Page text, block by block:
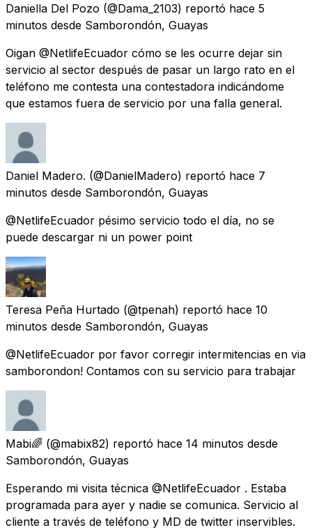
Daniella Del Pozo (@Dama_2103) reportó hace 5
minutos desde Samborondón, Guayas
Oigan @NetlifeEcuador cómo se les ocurre dejar sin
servicio al sector después de pasar un largo rato en el
teléfono me contesta una contestadora indicándome
que estamos fuera de servicio por una falla general.
Daniel Madero. (@DanielMadero) reportó hace 7
minutos desde Samborondón, Guayas
@NetlifeEcuador pésimo servicio todo el día, no se
puede descargar ni un power point
Teresa Peña Hurtado (@tpenah) reportó hace 10
minutos desde Samborondón, Guayas
@NetlifeEcuador por favor corregir intermitencias en via
samborondon! Contamos con su servicio para trabajar
Mabi🌈 (@mabix82) reportó hace 14 minutos desde
Samborondón, Guayas
Esperando mi visita técnica @NetlifeEcuador . Estaba
programada para ayer y nadie se comunica. Servicio al
cliente a través de teléfono y MD de twitter inservibles.